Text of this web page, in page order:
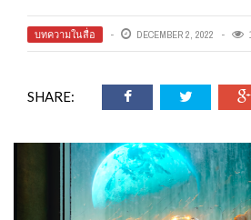
บทความในสื่อ DECEMBER 2, 2022
SHARE: